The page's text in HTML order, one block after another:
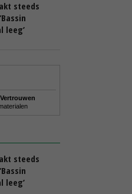
steeds
leeg’
steeds
leeg’